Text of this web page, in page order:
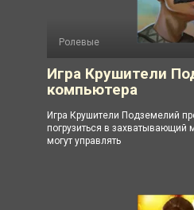
Ролевые
Игра Крушители
компьютера
Игра Крушители Подземелий
погрузиться в захватывающий
могут управлять